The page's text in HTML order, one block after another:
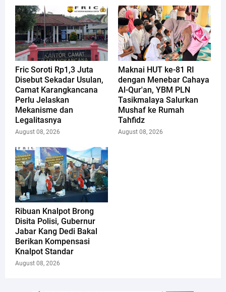
Fric Soroti Rp1,3 Juta
Disebut Sekadar Usulan,
Camat Karangkancana
Perlu Jelaskan
Mekanisme dan
Legalitasnya
August 08, 2026
Maknai HUT ke-81 RI
dengan Menebar Cahaya
Al-Qur'an, YBM PLN
Tasikmalaya Salurkan
Mushaf ke Rumah
Tahfidz
August 08, 2026
Ribuan Knalpot Brong
Disita Polisi, Gubernur
Jabar Kang Dedi Bakal
Berikan Kompensasi
Knalpot Standar
August 08, 2026